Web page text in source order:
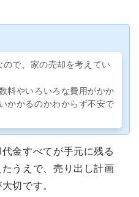
ので、家の売却を考えてい
料やいろいろな費用がかか
かかるのかわからず不安で
金すべてが手元に残る
うえで、売り出し計画
切です。